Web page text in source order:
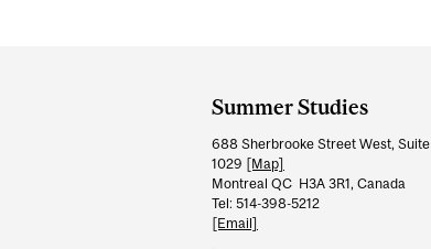
and
University
Information
Summer Studies
688 Sherbrooke Street West, Suite
1029 [Map]
Montreal QC H3A 3R1, Canada
Tel: 514-398-5212
[Email]